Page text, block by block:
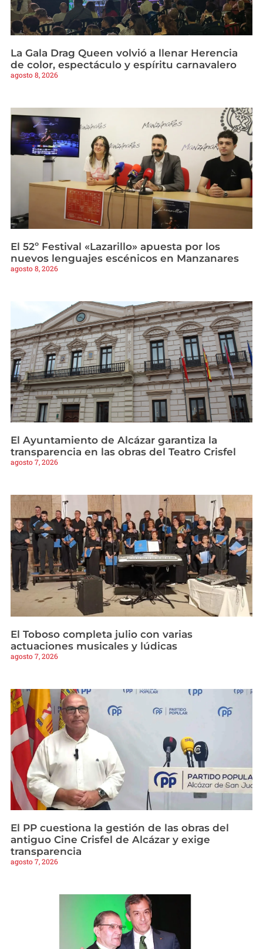
La Gala Drag Queen volvió a llenar Herencia
de color, espectáculo y espíritu carnavalero
agosto 8, 2026
El 52º Festival «Lazarillo» apuesta por los
nuevos lenguajes escénicos en Manzanares
agosto 8, 2026
El Ayuntamiento de Alcázar garantiza la
transparencia en las obras del Teatro Crisfel
agosto 7, 2026
El Toboso completa julio con varias
actuaciones musicales y lúdicas
agosto 7, 2026
El PP cuestiona la gestión de las obras del
antiguo Cine Crisfel de Alcázar y exige
transparencia
agosto 7, 2026